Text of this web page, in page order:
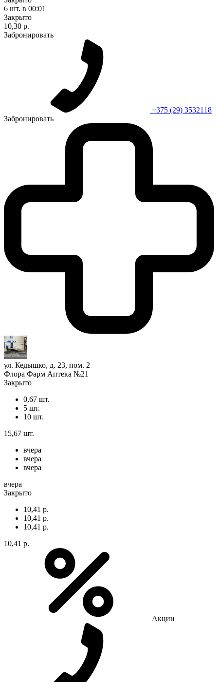
6 шт. в 00:01
Закрыто
10,30 р.
Забронировать
+375 (29) 3532118
Забронировать
ул. Кедышко, д. 23, пом. 2
Флора Фарм Аптека №21
Закрыто
0,67 шт.
5 шт.
10 шт.
15,67 шт.
вчера
вчера
вчера
вчера
Закрыто
10,41 р.
10,41 р.
10,41 р.
10,41 р.
Акции